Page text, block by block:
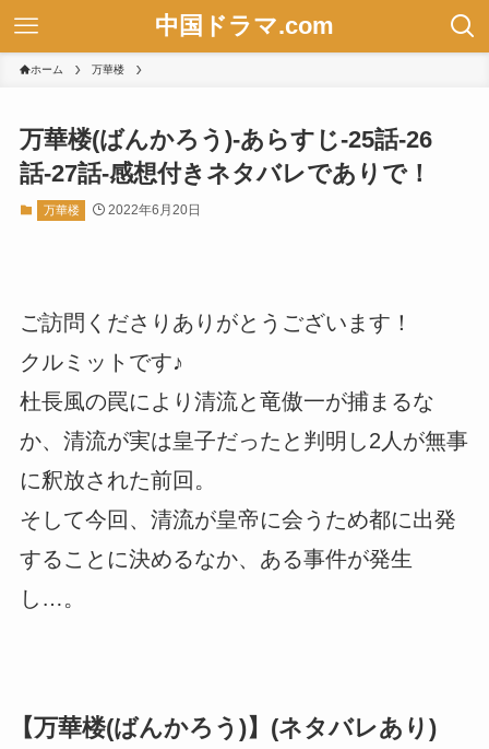
中国ドラマ.com
ホーム 万華楼
万華楼(ばんかろう)-あらすじ-25話-26
話-27話-感想付きネタバレでありで！
万華楼 2022年6月20日
ご訪問くださりありがとうございます！
クルミットです♪
杜長風の罠により清流と竜傲一が捕まるな
か、清流が実は皇子だったと判明し2人が無事
に釈放された前回。
そして今回、清流が皇帝に会うため都に出発
することに決めるなか、ある事件が発生
し…。
【万華楼(ばんかろう)】(ネタバレあり)